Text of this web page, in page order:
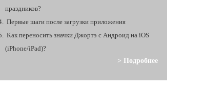
праздников?
Первые шаги после загрузки приложения
Как переносить значки Джортэ с Андроид на iOS
(iPhone/iPad)?
> Подробнее